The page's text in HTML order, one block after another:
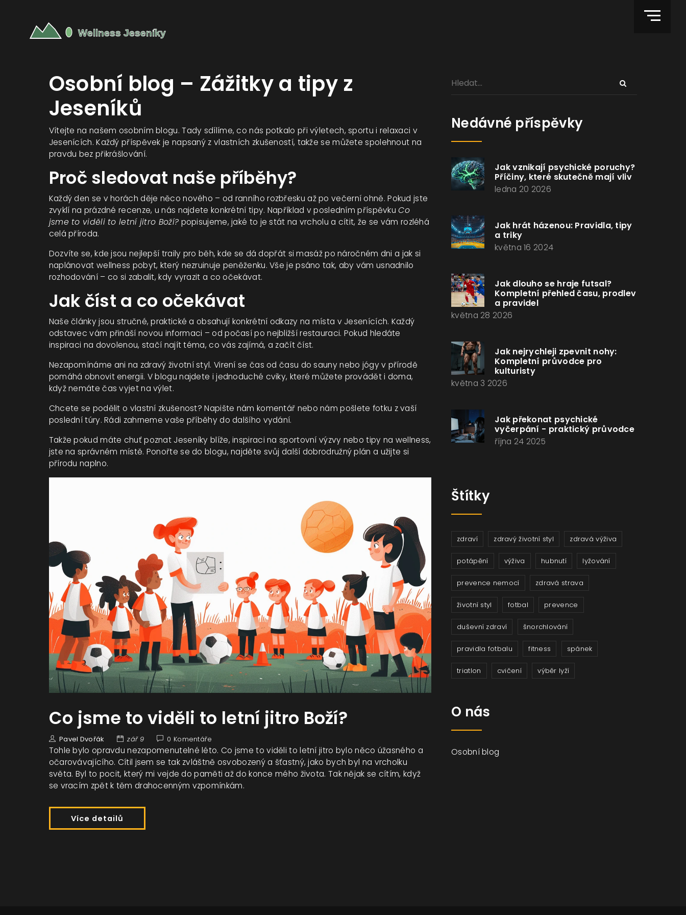
Osobní blog – Zážitky a tipy z
Jeseníků
Vítejte na našem osobním blogu. Tady sdílíme, co nás potkalo při výletech, sportu i relaxaci v
Jesenících. Každý příspěvek je napsaný z vlastních zkušeností, takže se můžete spolehnout na
pravdu bez přikrášlování.
Proč sledovat naše příběhy?
Každý den se v horách děje něco nového – od ranního rozbřesku až po večerní ohně. Pokud jste
zvyklí na prázdné recenze, u nás najdete konkrétní tipy. Například v posledním příspěvkuCo
jsme to viděli to letní jitro Boží? popisujeme, jaké to je stát na vrcholu a cítit, že se vám rozléhá
celá příroda.
Dozvíte se, kde jsou nejlepší traily pro běh, kde se dá dopřát si masáž po náročném dni a jak si
naplánovat wellness pobyt, který nezruinuje peněženku. Vše je psáno tak, aby vám usnadnilo
rozhodování – co si zabalit, kdy vyrazit a co očekávat.
Jak číst a co očekávat
Naše články jsou stručné, praktické a obsahují konkrétní odkazy na místa v Jesenících. Každý
odstavec vám přináší novou informaci – od počasí po nejbližší restauraci. Pokud hledáte
inspiraci na dovolenou, stačí najít téma, co vás zajímá, a začít číst.
Nezapomínáme ani na zdravý životní styl. Virení se čas od času do sauny nebo jógy v přírodě
pomáhá obnovit energii. V blogu najdete i jednoduché cviky, které můžete provádět i doma,
když nemáte čas vyjet na výlet.
Chcete se podělit o vlastní zkušenost? Napište nám komentář nebo nám pošlete fotku z vaší
poslední túry. Rádi zahrneme vaše příběhy do dalšího vydání.
Takže pokud máte chuť poznat Jeseníky blíže, inspiraci na sportovní výzvy nebo tipy na wellness,
jste na správném místě. Ponořte se do blogu, najděte svůj další dobrodružný plán a užijte si
přírodu naplno.
Co jsme to viděli to letní jitro Boží?
Pavel Dvořák zář 9 0 Komentáře
Tohle bylo opravdu nezapomenutelné léto. Co jsme to viděli to letní jitro bylo něco úžasného a
očarovávajícího. Cítil jsem se tak zvláštně osvobozený a šťastný, jako bych byl na vrcholku
světa. Byl to pocit, který mi vejde do paměti až do konce mého života. Tak nějak se cítím, když
se vracím zpět k těm drahocenným vzpomínkám.
Více detailů
Nedávné příspěvky
Jak vznikají psychické poruchy?
Příčiny, které skutečně mají vliv
ledna 20 2026
Jak hrát házenou: Pravidla, tipy
a triky
května 16 2024
Jak dlouho se hraje futsal?
Kompletní přehled času, prodlev
a pravidel
května 28 2026
Jak nejrychleji zpevnit nohy:
Kompletní průvodce pro
kulturisty
května 3 2026
Jak překonat psychické
vyčerpání - praktický průvodce
října 24 2025
Štítky
zdraví zdravý životní styl zdravá výživa
potápění výživa hubnutí lyžování
prevence nemocí zdravá strava
životní styl fotbal prevence
duševní zdraví šnorchlování
pravidla fotbalu fitness spánek
triatlon cvičení výběr lyží
O nás
Osobní blog